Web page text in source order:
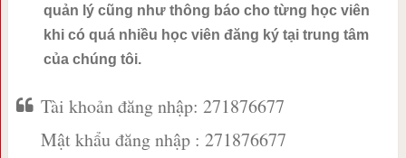
quản lý cũng như thông báo cho từng học viên
khi có quá nhiều học viên đăng ký tại trung tâm
của chúng tôi.
Tài khoản đăng nhập: 271876677
Mật khẩu đăng nhập : 271876677